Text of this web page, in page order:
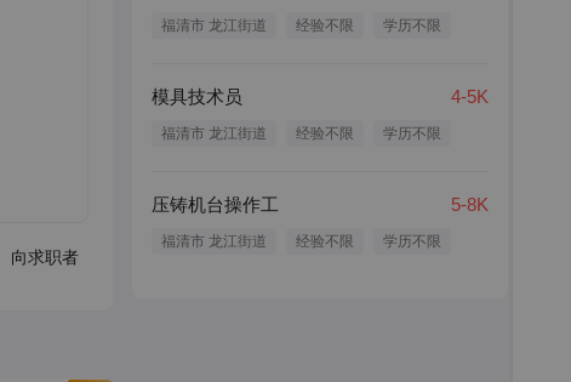
向求职者
福清市 龙江街道 经验不限 学历不限
模具技术员 4-5K
福清市 龙江街道 经验不限 学历不限
压铸机台操作工 5-8K
福清市 龙江街道 经验不限 学历不限